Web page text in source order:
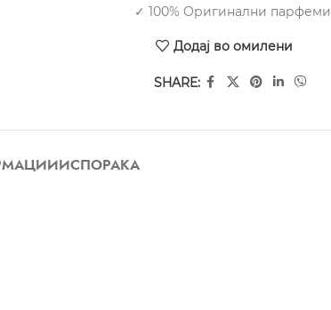
✓ 100% Оригинални парфеми
Додај во омилени
SHARE:
ИСПОРАКА